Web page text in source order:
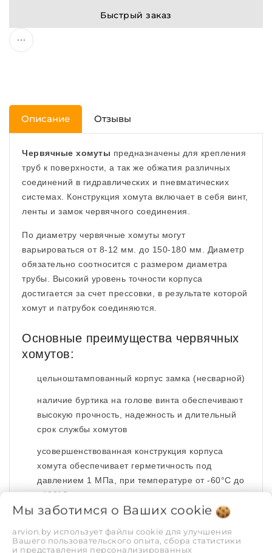
Быстрый заказ
Описание Отзывы
Червячные хомуты предназначены для крепления
труб к поверхности, а так же обжатия различных
соединений в гидравлических и пневматических
системах. Конструкция хомута включает в себя винт,
ленты и замок червячного соединения.
По диаметру червячные хомуты могут
варьироваться от 8-12 мм. до 150-180 мм. Диаметр
обязательно соотносится с размером диаметра
трубы. Высокий уровень точности корпуса
достигается за счет прессовки, в результате которой
хомут и патрубок соединяются.
Основные преимущества червячных
хомутов:
цельноштампованный корпус замка (несварной)
наличие буртика на голове винта обеспечивают
высокую прочность, надежность и длительный
срок службы хомутов
усовершенствованная конструкция корпуса
хомута обеспечивает герметичность под
давлением 1 МПа, при температуре от -60°С до
+120°С
головка винта имеет комбинированный паз
«крест» и «прямой шлиц»>
Мы заботимся о Ваших cookie
arvion.by использует файлы cookie для улучшения
Вашего пользовательского опыта, сбора статистики
и представления персонализированных